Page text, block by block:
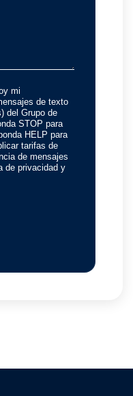
mi
de texto
del Grupo de
STOP para
HELP para
tarifas de
de mensajes
de privacidad y